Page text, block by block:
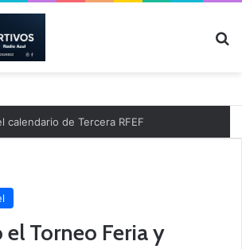
calendario de Tercera RFEF
Torneo Feria y